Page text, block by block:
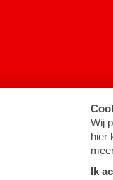
instellingen